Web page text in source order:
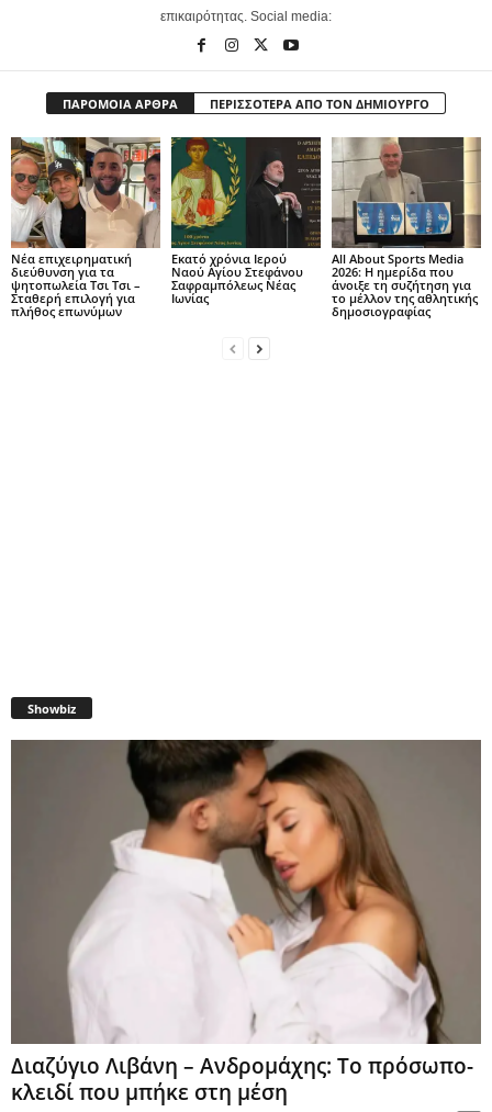
επικαιρότητας. Social media:
ΠΑΡΟΜΟΙΑ ΑΡΘΡΑ ΠΕΡΙΣΣΟΤΕΡΑ ΑΠΟ ΤΟΝ ΔΗΜΙΟΥΡΓΟ
Νέα επιχειρηματική
διεύθυνση για τα
ψητοπωλεία Τσι Τσι –
Σταθερή επιλογή για
πλήθος επωνύμων
Εκατό χρόνια Ιερού
Ναού Αγίου Στεφάνου
Σαφραμπόλεως Νέας
Ιωνίας
All About Sports Media
2026: Η ημερίδα που
άνοιξε τη συζήτηση για
το μέλλον της αθλητικής
δημοσιογραφίας
Showbiz
Διαζύγιο Λιβάνη – Ανδρομάχης: Το πρόσωπο-
κλειδί που μπήκε στη μέση